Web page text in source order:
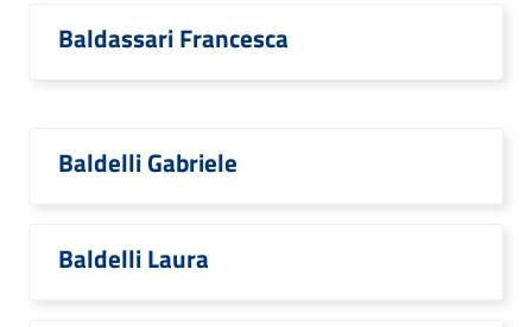
Baldassari Francesca
Baldelli Gabriele
Baldelli Laura